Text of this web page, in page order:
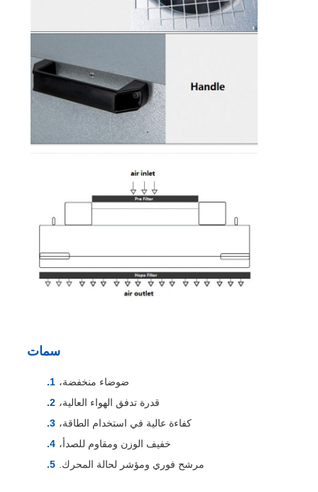
سمات
ضوضاء منخفضة،
قدرة تدفق الهواء العالية،
كفاءة عالية في استخدام الطاقة،
خفيف الوزن ومقاوم للصدأ،
مرشح فوري ومؤشر لحالة المحرك.